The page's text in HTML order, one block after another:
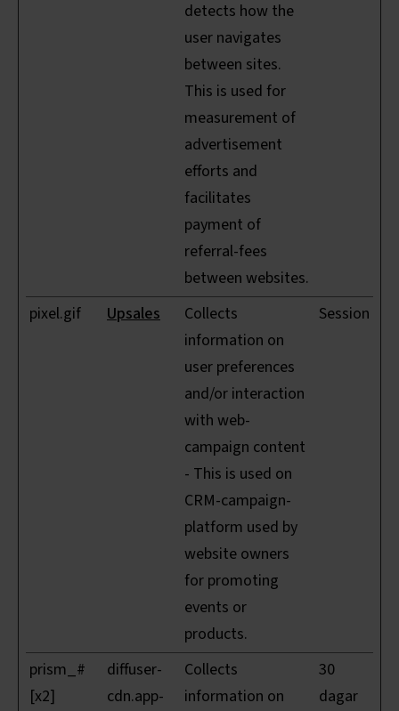
detects how the
user navigates
between sites.
This is used for
measurement of
advertisement
efforts and
facilitates
payment of
referral-fees
between websites.
pixel.gif Upsales
Collects
information on
user preferences
and/or interaction
with web-
campaign content
- This is used on
CRM-campaign-
platform used by
website owners
for promoting
events or
products.
Session
prism_#
[x2]
diffuser-
cdn.app-
Collects
information on
30
dagar